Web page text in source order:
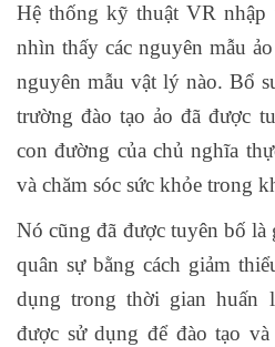
Hệ thống kỹ thuật VR nhập
nhìn thấy các nguyên mẫu
nguyên mẫu vật lý nào. Bổ
trường đào tạo ảo đã được
con đường của chủ nghĩa
và chăm sóc sức khỏe trong
Nó cũng đã được tuyên bố
quân sự bằng cách giảm
dụng trong thời gian huấn
được sử dụng để đào tạo